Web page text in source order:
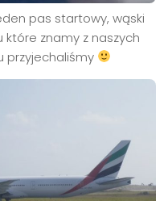
pas startowy, wąski
które znamy z naszych
przyjechaliśmy